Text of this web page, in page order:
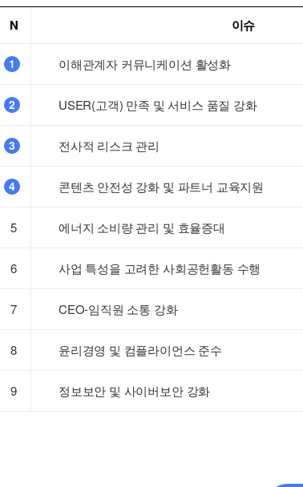
N 이슈
1 이해관계자 커뮤니케이션 활성화
2 USER(고객) 만족 및 서비스 품질 강화
3 전사적 리스크 관리
4 콘텐츠 안전성 강화 및 파트너 교육지원
5 에너지 소비량 관리 및 효율증대
6 사업 특성을 고려한 사회공헌활동 수행
7 CEO-임직원 소통 강화
8 윤리경영 및 컴플라이언스 준수
9 정보보안 및 사이버보안 강화